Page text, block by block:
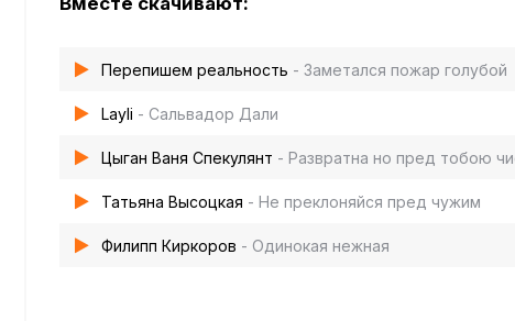
Перепишем реальность - Заметался пожар голубой
Layli - Сальвадор Дали
Цыган Ваня Спекулянт - Развратна но пред тобою
Татьяна Высоцкая - Не преклоняйся пред чужим
Филипп Киркоров - Одинокая нежная